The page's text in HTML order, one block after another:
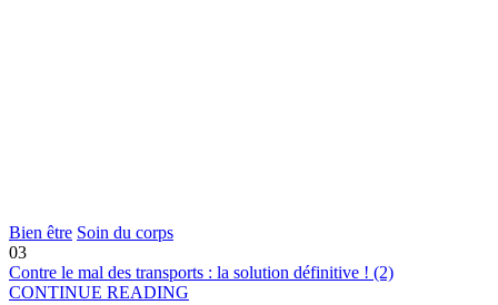
Bien être Soin du corps
03
Contre le mal des transports : la solution définitive ! (2)
CONTINUE READING